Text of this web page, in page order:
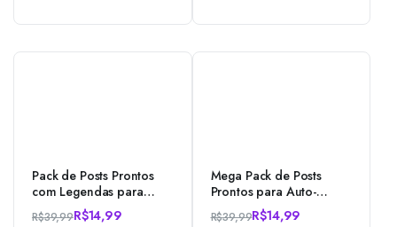
era:
é:
era:
é:
Pack de Posts Prontos
com Legendas para
Agropecuária – Loja do
fazendeiro no
R$39,99R$14,99
Mega Pack de Posts
Prontos para Auto-
Escola e Centro de
Formação de
R$39,99R$14,99